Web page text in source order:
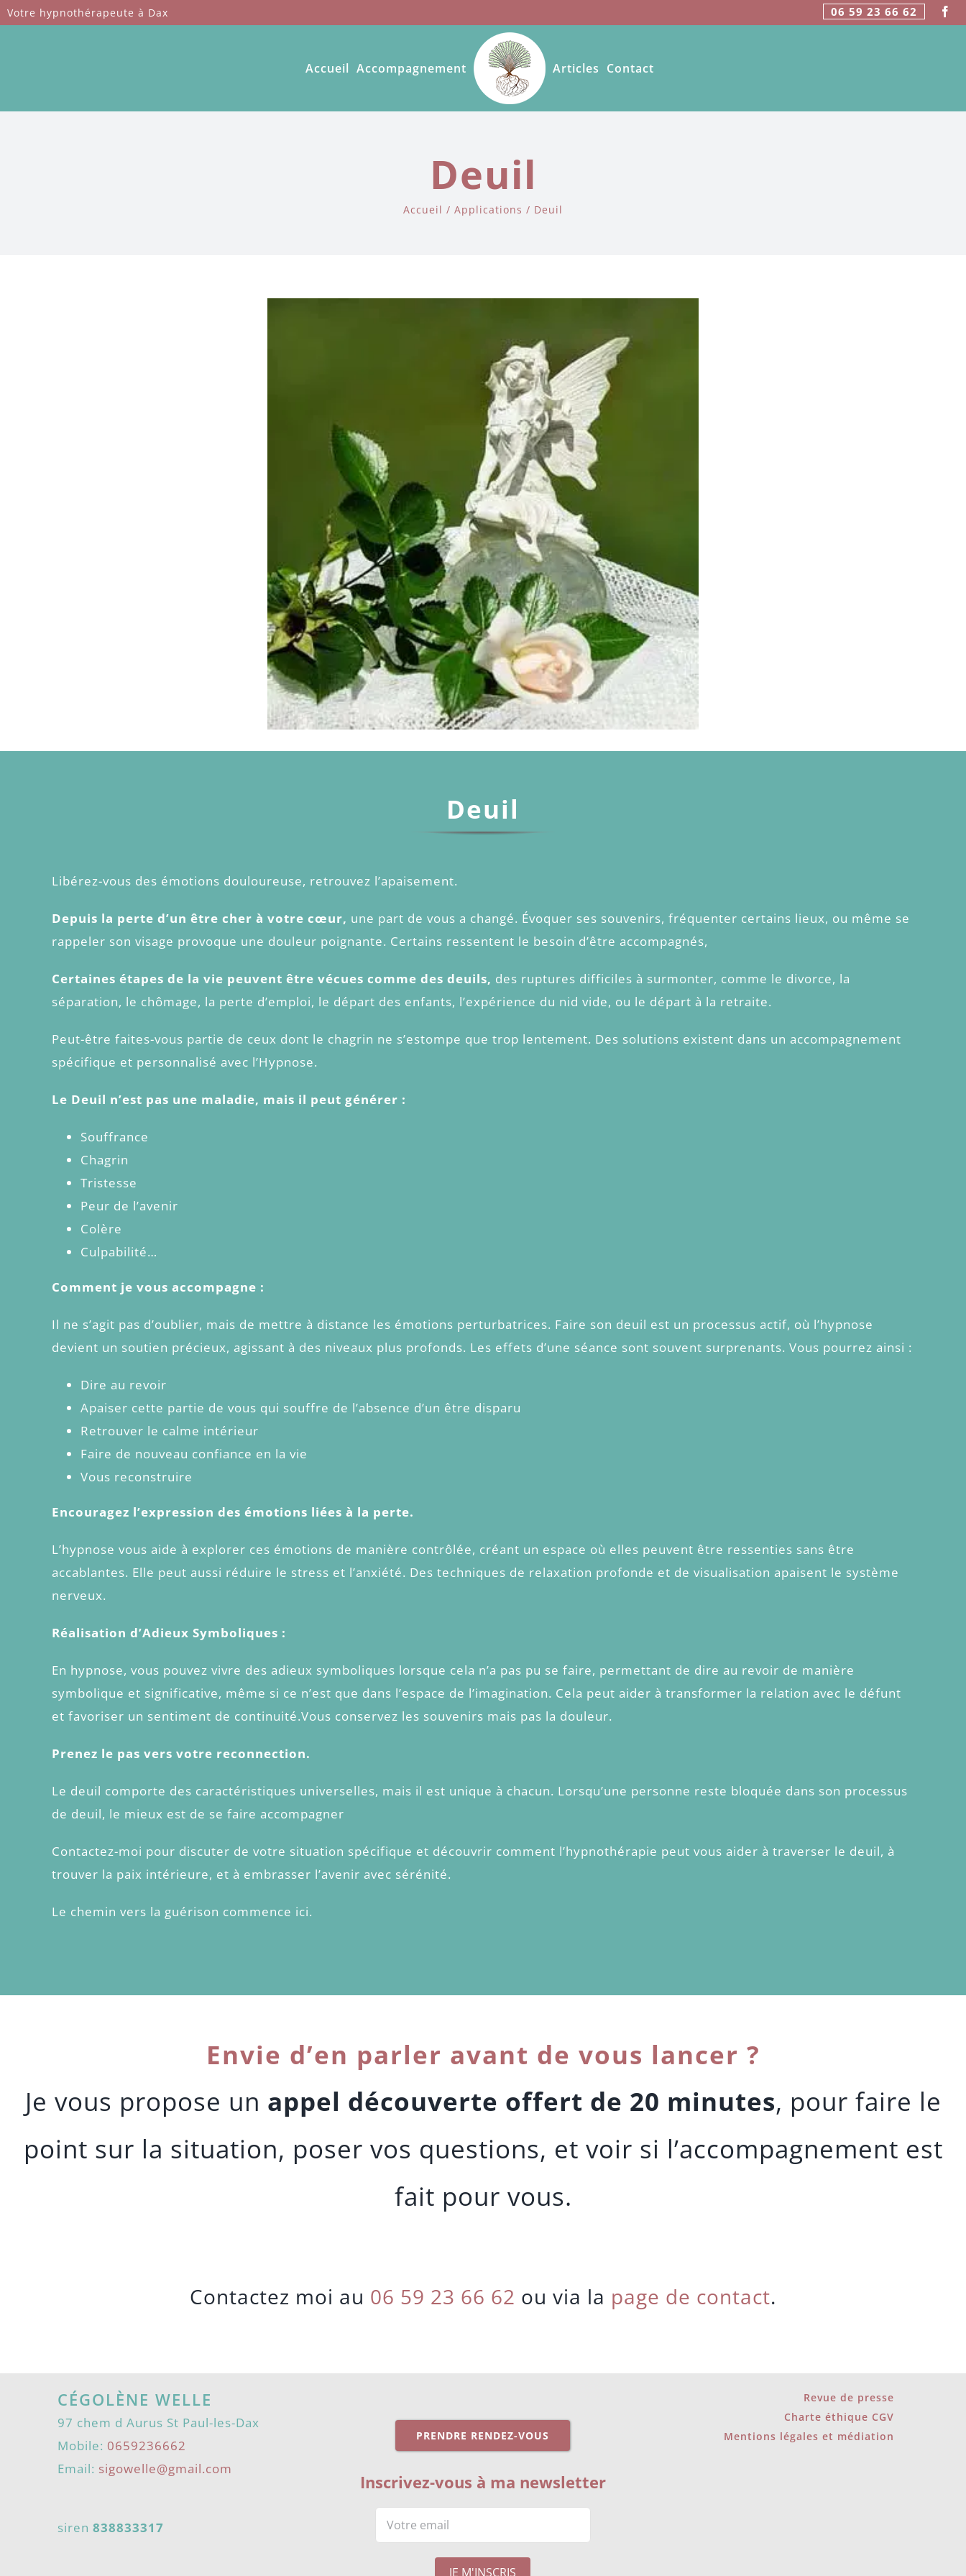
Passer
Votre hypnothérapeute à Dax 06 59 23 66 62
Accueil Accompagnement Articles Contact
Deuil
Accueil Applications Deuil
Deuil
Libérez-vous des émotions douloureuse, retrouvez l’apaisement.
Depuis la perte d’un être cher à votre cœur, une part de vous a changé. Évoquer ses souvenirs, fréquenter certains lieux, ou même se
rappeler son visage provoque une douleur poignante. Certains ressentent le besoin d’être accompagnés,
Certaines étapes de la vie peuvent être vécues comme des deuils, des ruptures difficiles à surmonter, comme le divorce, la
séparation, le chômage, la perte d’emploi, le départ des enfants, l’expérience du nid vide, ou le départ à la retraite.
Peut-être faites-vous partie de ceux dont le chagrin ne s’estompe que trop lentement. Des solutions existent dans un accompagnement
spécifique et personnalisé avec l’Hypnose.
Le Deuil n’est pas une maladie, mais il peut générer :
Souffrance
Chagrin
Tristesse
Peur de l’avenir
Colère
Culpabilité…
Comment je vous accompagne :
Il ne s’agit pas d’oublier, mais de mettre à distance les émotions perturbatrices. Faire son deuil est un processus actif, où l’hypnose
devient un soutien précieux, agissant à des niveaux plus profonds. Les effets d’une séance sont souvent surprenants. Vous pourrez ainsi :
Dire au revoir
Apaiser cette partie de vous qui souffre de l’absence d’un être disparu
Retrouver le calme intérieur
Faire de nouveau confiance en la vie
Vous reconstruire
Encouragez l’expression des émotions liées à la perte.
L’hypnose vous aide à explorer ces émotions de manière contrôlée, créant un espace où elles peuvent être ressenties sans être
accablantes. Elle peut aussi réduire le stress et l’anxiété. Des techniques de relaxation profonde et de visualisation apaisent le système
nerveux.
Réalisation d’Adieux Symboliques :
En hypnose, vous pouvez vivre des adieux symboliques lorsque cela n’a pas pu se faire, permettant de dire au revoir de manière
symbolique et significative, même si ce n’est que dans l’espace de l’imagination. Cela peut aider à transformer la relation avec le défunt
et favoriser un sentiment de continuité.Vous conservez les souvenirs mais pas la douleur.
Prenez le pas vers votre reconnection.
Le deuil comporte des caractéristiques universelles, mais il est unique à chacun. Lorsqu’une personne reste bloquée dans son processus
de deuil, le mieux est de se faire accompagner
Contactez-moi pour discuter de votre situation spécifique et découvrir comment l’hypnothérapie peut vous aider à traverser le deuil, à
trouver la paix intérieure, et à embrasser l’avenir avec sérénité.
Le chemin vers la guérison commence ici.
Envie d’en parler avant de vous lancer ?
Je vous propose un appel découverte offert de 20 minutes, pour faire le
point sur la situation, poser vos questions, et voir si l’accompagnement est
fait pour vous.
Contactez moi au 06 59 23 66 62 ou via la page de contact.
CÉGOLÈNE WELLE
97 chem d Aurus St Paul-les-Dax
Mobile: 0659236662
Email: sigowelle@gmail.com
siren 838833317
PRENDRE RENDEZ-VOUS
Inscrivez-vous à ma newsletter
Revue de presse
Charte éthique CGV
Mentions légales et médiation